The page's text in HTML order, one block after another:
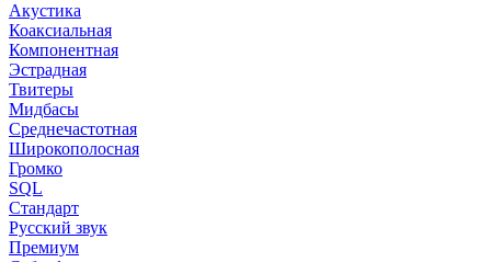
Акустика
Коаксиальная
Компонентная
Эстрадная
Твитеры
Мидбасы
Среднечастотная
Широкополосная
Громко
SQL
Стандарт
Русский звук
Премиум